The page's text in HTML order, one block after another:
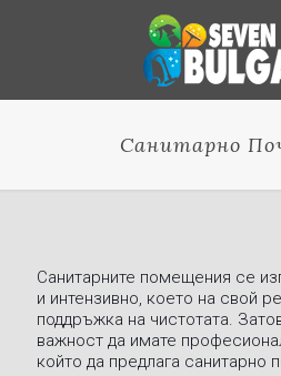
Санитарно
Санитарните помещения се
и интензивно, което на свой
поддръжка на чистотата.
важност да имате
който да предлага санитарно